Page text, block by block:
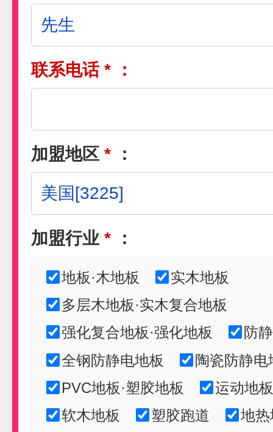
联系电话 * ：
加盟地区 * ：
加盟行业 * ：
地板·木地板
实木地板
多层木地板·实木复合地板
强化复合地板·强化地板
防
全钢防静电地板
陶瓷防静电
PVC地板·塑胶地板
运动地板
软木地板
塑胶跑道
地热